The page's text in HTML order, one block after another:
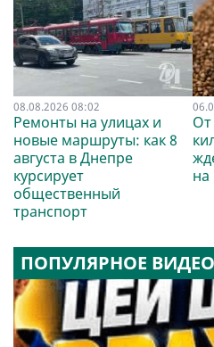
08.08.2026 08:02
Ремонты на улицах и
новые маршруты: как 8
августа в Днепре
курсирует
общественный
транспорт
От
на
ПОПУЛЯРНОЕ ВИДЕО